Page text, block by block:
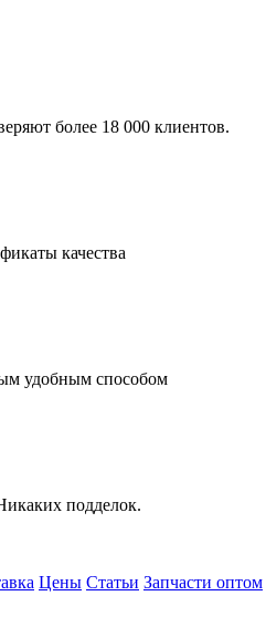
более 18 000 клиентов.
качества
удобным способом
подделок.
Цены Статьи Запчасти оптом